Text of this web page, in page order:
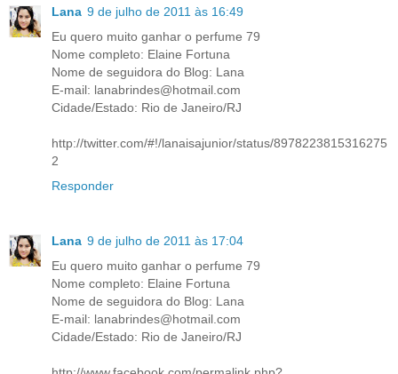
Lana 9 de julho de 2011 às 16:49
Eu quero muito ganhar o perfume 79
Nome completo: Elaine Fortuna
Nome de seguidora do Blog: Lana
E-mail: lanabrindes@hotmail.com
Cidade/Estado: Rio de Janeiro/RJ
http://twitter.com/#!/lanaisajunior/status/8978223815316275
2
Responder
Lana 9 de julho de 2011 às 17:04
Eu quero muito ganhar o perfume 79
Nome completo: Elaine Fortuna
Nome de seguidora do Blog: Lana
E-mail: lanabrindes@hotmail.com
Cidade/Estado: Rio de Janeiro/RJ